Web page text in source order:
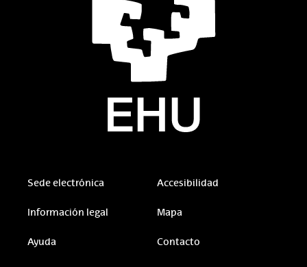
Sede electrónica Accesibilidad
Información legal Mapa
Ayuda Contacto